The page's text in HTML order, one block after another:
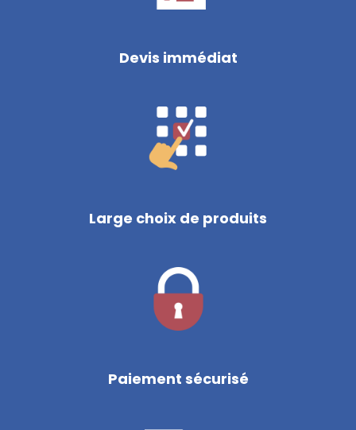
Devis immédiat
Large choix de produits
Paiement sécurisé